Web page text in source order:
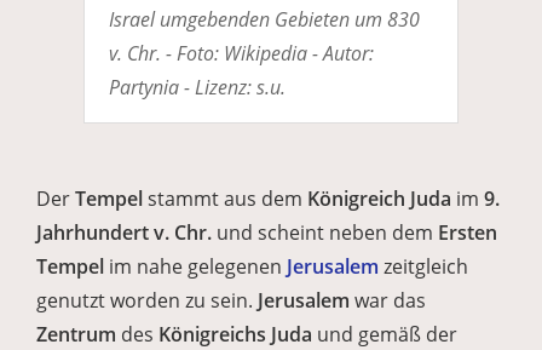
Israel umgebenden Gebieten um 830
v. Chr. - Foto: Wikipedia - Autor:
Partynia - Lizenz: s.u.
DerTempelstammt aus dem Königreich Juda im 9.
Jahrhundert v. Chr. und scheint neben dem Ersten
Tempel im nahe gelegenen Jerusalem zeitgleich
genutzt worden zu sein. Jerusalem war das
Zentrum des Königreichs Juda und gemäß der